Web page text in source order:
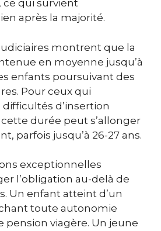
, ce qui survient
après la majorité.
montrent que la
en moyenne jusqu’à
enfants poursuivant des
Pour ceux qui
d’insertion
durée peut s’allonger
parfois jusqu’à 26-27 ans.
exceptionnelles
l’obligation au-delà de
Un enfant atteint d’un
toute autonomie
pension viagère. Un jeune